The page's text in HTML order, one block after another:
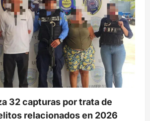
32 capturas por trata de
relacionados en 2026